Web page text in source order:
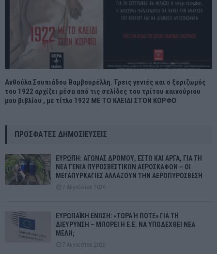
Ανθούλα Σουπιάδου Βαμβουρέλλη. Τρεις γενιές και ο ξεριζωμός
του 1922 αρχίζει μέσα από τις σελίδες του τρίτου καινούριου
μου βιβλίου , με τίτλο 1922 ΜΕ ΤΟ ΚΛΕΙΔΙ ΣΤΟΝ ΚΟΡΦΟ
ΠΡΌΣΦΑΤΕΣ ΔΗΜΟΣΙΕΎΣΕΙΣ
ΕΥΡΩΠΗ: ΑΓΩΝΑΣ ΔΡΟΜΟΥ, ΕΣΤΩ ΚΑΙ ΑΡΓΑ, ΓΙΑ ΤΗ
ΝΕΑ ΓΕΝΙΑ ΠΥΡΟΣΒΕΣΤΙΚΩΝ ΑΕΡΟΣΚΑΦΩΝ – ΟΙ
ΜΕΓΑΠΥΡΚΑΓΙΕΣ ΑΛΛΑΖΟΥΝ ΤΗΝ ΑΕΡΟΠΥΡΟΣΒΕΣΗ
7 Αυγούστου 2026
ΕΥΡΩΠΑΪΚΗ ΕΝΩΣΗ: «ΤΩΡΑ Ή ΠΟΤΕ» ΓΙΑ ΤΗ
ΔΙΕΥΡΥΝΣΗ – ΜΠΟΡΕΙ Η Ε.Ε. ΝΑ ΥΠΟΔΕΧΘΕΙ ΝΕΑ
ΜΕΛΗ;
7 Αυγούστου 2026